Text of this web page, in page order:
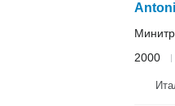
2000